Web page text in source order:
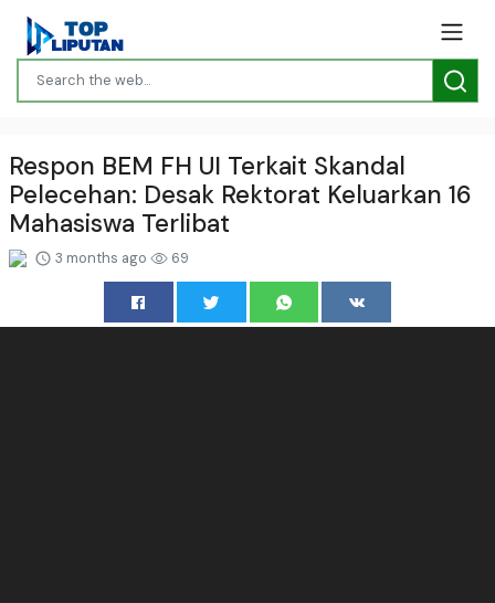
Respon BEM FH UI Terkait Skandal
Pelecehan: Desak Rektorat Keluarkan 16
Mahasiswa Terlibat
3 months ago 69